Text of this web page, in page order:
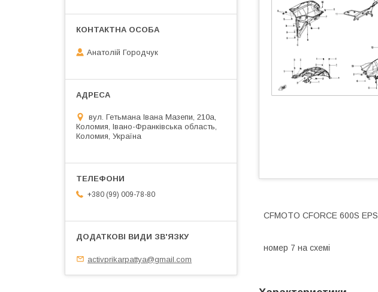
CFMOTO CFORCE 600S EPS
номер 7 на схемі
Анатолій Городчук
вул. Гетьмана Івана Мазепи, 210а,
Коломия, Івано-Франківська область,
Коломия, Україна
+380 (99) 009-78-80
activprikarpattya@gmail.com